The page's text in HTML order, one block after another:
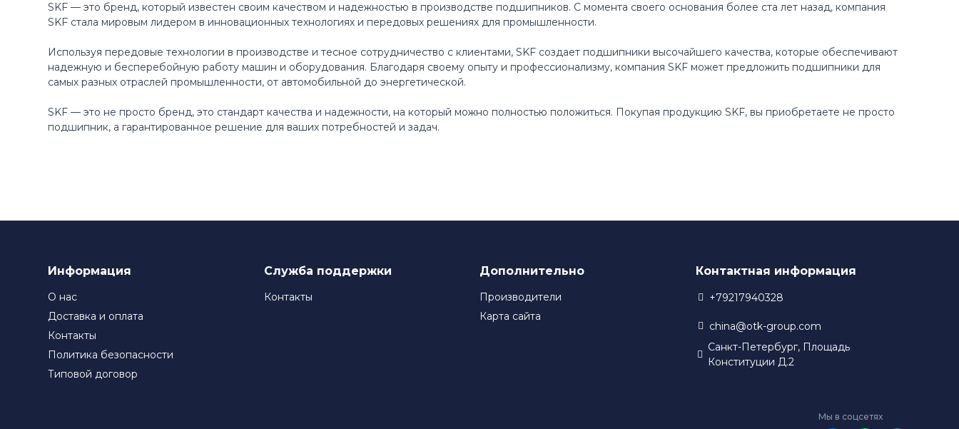
SKF — это бренд, который известен своим качеством и надежностью в производстве подшипников. С момента своего основания более ста лет назад, компания
SKF стала мировым лидером в инновационных технологиях и передовых решениях для промышленности.
Используя передовые технологии в производстве и тесное сотрудничество с клиентами, SKF создает подшипники высочайшего качества, которые обеспечивают
надежную и бесперебойную работу машин и оборудования. Благодаря своему опыту и профессионализму, компания SKF может предложить подшипники для
самых разных отраслей промышленности, от автомобильной до энергетической.
SKF — это не просто бренд, это стандарт качества и надежности, на который можно полностью положиться. Покупая продукцию SKF, вы приобретаете не просто
подшипник, а гарантированное решение для ваших потребностей и задач.
Информация
О нас
Доставка и оплата
Контакты
Политика безопасности
Типовой договор
Служба поддержки
Контакты
Дополнительно
Производители
Карта сайта
Контактная информация
+79217940328
china@otk-group.com
Санкт-Петербург, Площадь
Конституции Д.2
Мы в соцсетях